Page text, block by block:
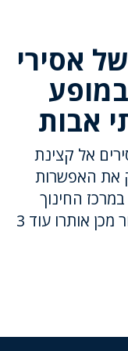
אסירי
אבות
אל קצינת
את האפשרות
החינוך
בביסר ׳כרמל׳ .שבועיים וחצי לאחר מכן אותרו עוד 3